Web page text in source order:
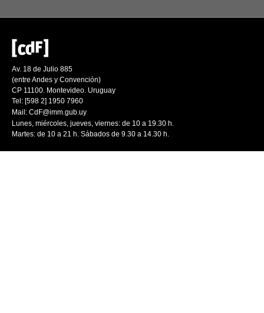
Av. 18 de Julio 885
(entre Andes y Convención)
CP 11100. Montevideo. Uruguay
Tel: [598 2] 1950 7960
Mail: CdF@imm.gub.uy
Lunes, miércoles, jueves, viernes: de 10 a 19.30 h.
Martes: de 10 a 21 h. Sábados de 9.30 a 14.30 h.